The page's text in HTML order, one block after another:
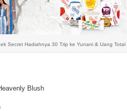
Secret Hadiahnya 30 Trip ke Yunani & Uang
Blush